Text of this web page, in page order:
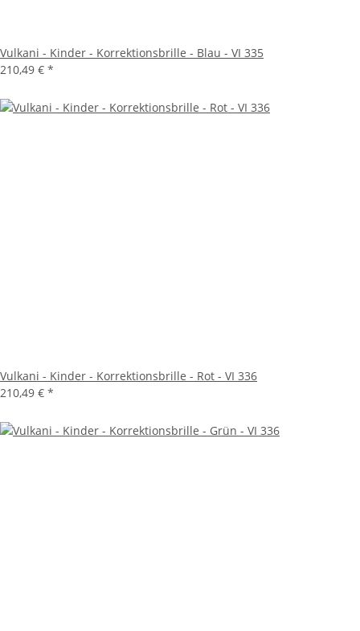
Vulkani - Kinder - Korrektionsbrille - Blau - VI 335
210,49 € *
Vulkani - Kinder - Korrektionsbrille - Rot - VI 336
210,49 € *